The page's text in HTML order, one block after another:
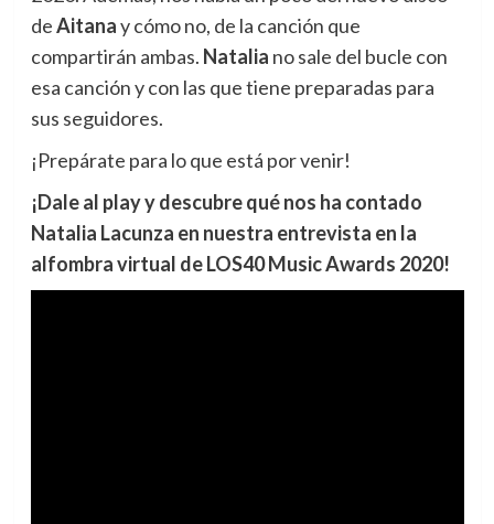
deAitanay cómo no, de la canción que
compartirán ambas. Natalia no sale del bucle con
esa canción y con las que tiene preparadas para
sus seguidores.
¡Prepárate para lo que está por venir!
¡Dale al play y descubre qué nos ha contado
Natalia Lacunza en nuestra entrevista en la
alfombra virtual de LOS40 Music Awards 2020!